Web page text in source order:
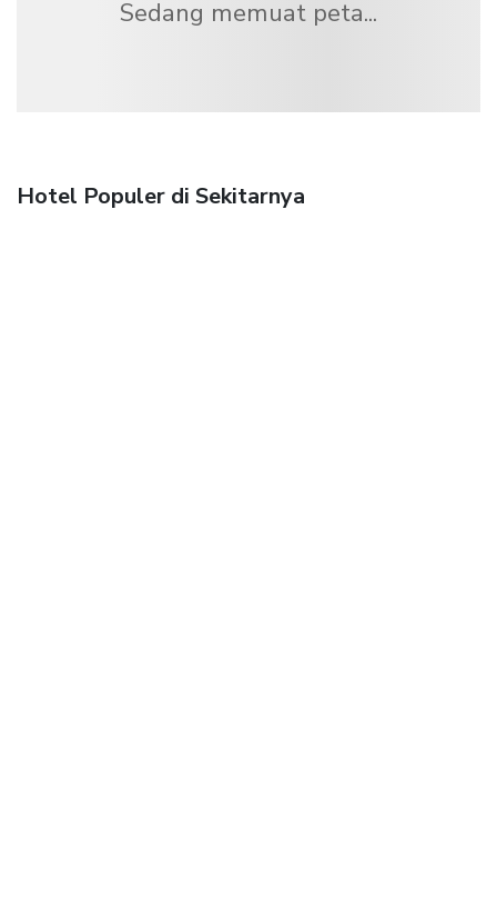
Sedang memuat peta...
Hotel Populer di Sekitarnya